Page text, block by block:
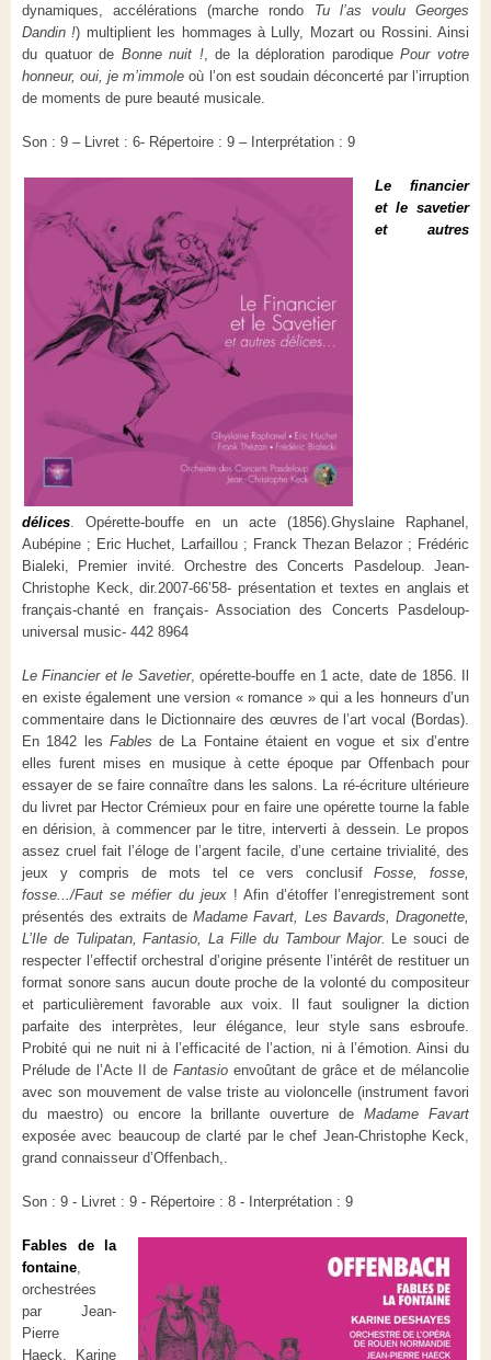
dynamiques, accélérations (marche rondo Tu l’as voulu Georges
Dandin !) multiplient les hommages à Lully, Mozart ou Rossini. Ainsi
du quatuor de Bonne nuit !, de la déploration parodiquePour votre
honneur, oui, je m’immole où l’on est soudain déconcerté par l’irruption
de moments de pure beauté musicale.
Son : 9 – Livret : 6- Répertoire : 9 – Interprétation : 9
Le financier
et le savetier
et autres
délices .Opérette-bouffe en un acte (1856). Ghyslaine Raphanel,
Aubépine ; Eric Huchet, Larfaillou ; Franck Thezan Belazor ; Frédéric
Bialeki, Premier invité. Orchestre des Concerts Pasdeloup. Jean-
Christophe Keck, dir. 2007-66’58- présentation et textes en anglais et
français-chanté en français- Association des Concerts Pasdeloup-
universal music- 442 8964
Le Financier et le Savetier, opérette-bouffe en 1 acte, date de 1856. Il
en existe également une version « romance » qui a les honneurs d’un
commentaire dans le Dictionnaire des œuvres de l’art vocal (Bordas).
En 1842 les Fables de La Fontaine étaient en vogue et six d’entre
elles furent mises en musique à cette époque par Offenbach pour
essayer de se faire connaître dans les salons. La ré-écriture ultérieure
du livret par Hector Crémieux pour en faire une opérette tourne la fable
en dérision, à commencer par le titre, interverti à dessein. Le propos
assez cruel fait l’éloge de l’argent facile, d’une certaine trivialité, des
jeux y compris de mots tel ce vers conclusifFosse, fosse,
fosse.../Faut se méfier du jeux! Afin d’étoffer l’enregistrement sont
présentés des extraits de Madame Favart, Les Bavards, Dragonette,
L’Ile de Tulipatan, Fantasio, La Fille du Tambour Major. Le souci de
respecter l’effectif orchestral d’origine présente l’intérêt de restituer un
format sonore sans aucun doute proche de la volonté du compositeur
et particulièrement favorable aux voix. Il faut souligner la diction
parfaite des interprètes, leur élégance, leur style sans esbroufe.
Probité qui ne nuit ni à l’efficacité de l’action, ni à l’émotion. Ainsi du
Prélude de l’Acte II de Fantasio envoûtant de grâce et de mélancolie
avec son mouvement de valse triste au violoncelle (instrument favori
du maestro) ou encore la brillante ouverture deMadame Favart
exposée avec beaucoup de clarté par le chef Jean-Christophe Keck,
grand connaisseur d’Offenbach,.
Son : 9 - Livret : 9 - Répertoire : 8 - Interprétation : 9
Fables de la
fontaine
orchestrées
par Jean-
Pierre
Haeck. Karine